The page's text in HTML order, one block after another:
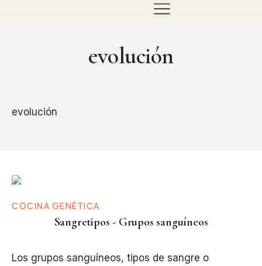
evolución
evolución
COCINA GENÉTICA
Sangretipos - Grupos sanguíneos
Los grupos sanguíneos, tipos de sangre o